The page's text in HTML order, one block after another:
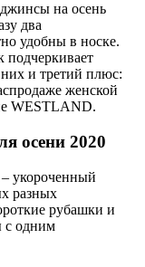
на осень
два
удобны в носке.
подчеркивает
и третий плюс:
женской
WESTLAND.
осени 2020
укороченный
разных
рубашки и
с одним